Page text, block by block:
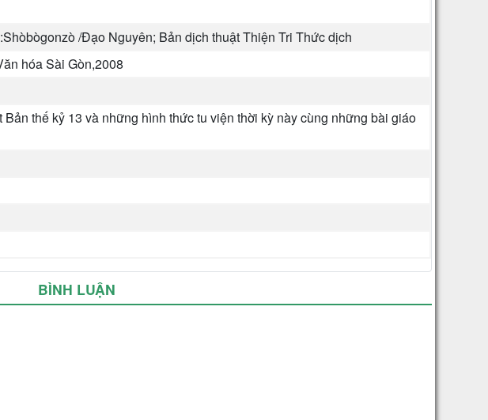
/Đạo Nguyên; Bản dịch thuật Thiện Tri Thức dịch
hóa Sài Gòn,2008
thế kỷ 13 và những hình thức tu viện thời kỳ này cùng những bài giáo
BÌNH LUẬN